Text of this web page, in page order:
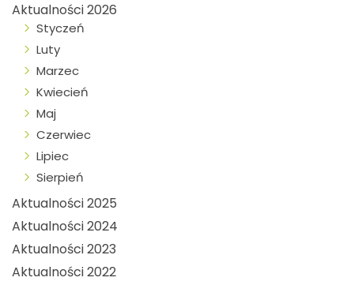
Aktualności 2026
Styczeń
Luty
Marzec
Kwiecień
Maj
Czerwiec
Lipiec
Sierpień
Aktualności 2025
Aktualności 2024
Aktualności 2023
Aktualności 2022